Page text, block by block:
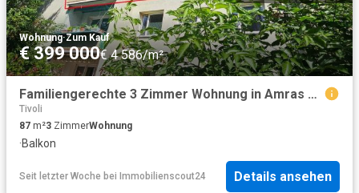
Wohnung·Zum Kauf
€ 399 000€ 4 586/m²
Familiengerechte 3 Zimmer Wohnung in Amras zu verkaufen!
Tivoli
87 m²3 ZimmerWohnung
·Balkon
Seit letzter Woche bei Immobilienscout24 Details ansehen